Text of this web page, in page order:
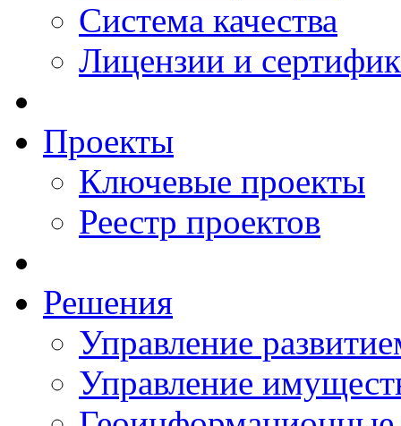
Система качества
Лицензии и
Проекты
Ключевые проекты
Реестр проектов
Решения
Управление
Управление